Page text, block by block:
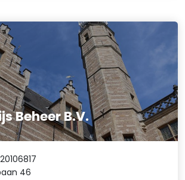
Beheer B.V.
20106817
46